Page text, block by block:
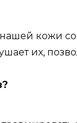
кожи
их,